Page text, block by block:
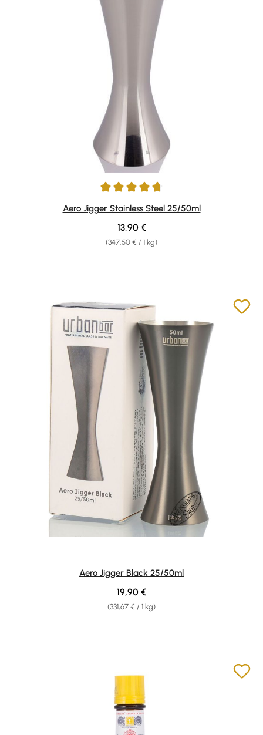
Durchschnittliche Bewertung von 4.67 von 5 Sternen
Aero Jigger Stainless Steel 25/50ml
(347,50 € / 1 kg)
Regulärer Preis:
13,90 €
Aero Jigger Black 25/50ml
(331,67 € / 1 kg)
Regulärer Preis:
19,90 €